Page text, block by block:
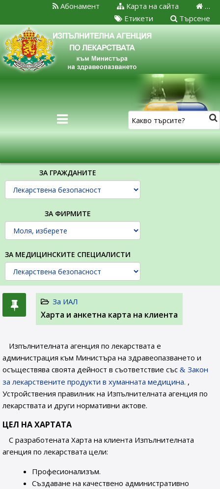
…
Карта на сайта
Абонамент
Търсене
Етикети
ЗА ГРАЖДАНИТЕ
ЗА ФИРМИТЕ
ЗА МЕДИЦИНСКИТЕ СПЕЦИАЛИСТИ
За ИАЛ
Харта и анкетна карта на клиента
Изпълнителната агенция по лекарствата е
администрация към Министъра на здравеопазването и
осъществява своята дейност в съответствие със
Закон
за лекарствените продукти в хуманната медицина. ,
Устройствения правилник на Изпълнителната агенция по
лекарствата и други нормативни актове.
ЦЕЛ НА ХАРТАТА
С разработената Харта на клиента Изпълнителната
агенция по лекарствата цели:
Професионализъм.
Създаване на качествено административно